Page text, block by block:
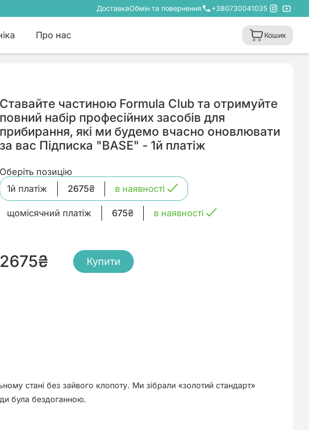
ДоставкаОбмін та повернення +380730041035
Про нас Кошик
Ставайте частиною Formula Club та отримуйте
повний набір професійних засобів для
прибирання, які ми будемо вчасно оновлювати
за вас Підписка "BASE" - 1й платіж
Оберіть позицію
1й платіж
2675₴ в наявності
щомісячний платіж 675₴ в наявності
2675₴ Купити
стані без зайвого клопоту. Ми зібрали «золотий стандарт»
була бездоганною.